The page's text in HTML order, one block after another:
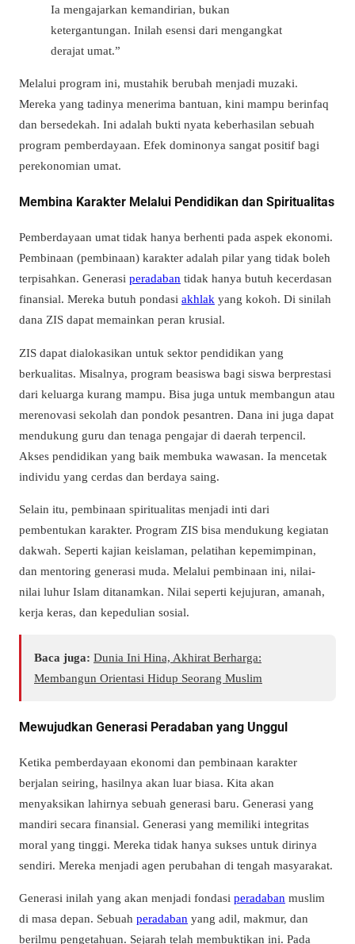
Ia mengajarkan kemandirian, bukan
ketergantungan. Inilah esensi dari mengangkat
derajat umat.”
Melalui program ini, mustahik berubah menjadi muzaki.
Mereka yang tadinya menerima bantuan, kini mampu berinfaq
dan bersedekah. Ini adalah bukti nyata keberhasilan sebuah
program pemberdayaan. Efek dominonya sangat positif bagi
perekonomian umat.
Membina Karakter Melalui Pendidikan dan Spiritualitas
Pemberdayaan umat tidak hanya berhenti pada aspek ekonomi.
Pembinaan (pembinaan) karakter adalah pilar yang tidak boleh
terpisahkan. Generasi peradaban tidak hanya butuh kecerdasan
finansial. Mereka butuh pondasi akhlak yang kokoh. Di sinilah
dana ZIS dapat memainkan peran krusial.
ZIS dapat dialokasikan untuk sektor pendidikan yang
berkualitas. Misalnya, program beasiswa bagi siswa berprestasi
dari keluarga kurang mampu. Bisa juga untuk membangun atau
merenovasi sekolah dan pondok pesantren. Dana ini juga dapat
mendukung guru dan tenaga pengajar di daerah terpencil.
Akses pendidikan yang baik membuka wawasan. Ia mencetak
individu yang cerdas dan berdaya saing.
Selain itu, pembinaan spiritualitas menjadi inti dari
pembentukan karakter. Program ZIS bisa mendukung kegiatan
dakwah. Seperti kajian keislaman, pelatihan kepemimpinan,
dan mentoring generasi muda. Melalui pembinaan ini, nilai-
nilai luhur Islam ditanamkan. Nilai seperti kejujuran, amanah,
kerja keras, dan kepedulian sosial.
Baca juga: Dunia Ini Hina, Akhirat Berharga:
Membangun Orientasi Hidup Seorang Muslim
Mewujudkan Generasi Peradaban yang Unggul
Ketika pemberdayaan ekonomi dan pembinaan karakter
berjalan seiring, hasilnya akan luar biasa. Kita akan
menyaksikan lahirnya sebuah generasi baru. Generasi yang
mandiri secara finansial. Generasi yang memiliki integritas
moral yang tinggi. Mereka tidak hanya sukses untuk dirinya
sendiri. Mereka menjadi agen perubahan di tengah masyarakat.
Generasi inilah yang akan menjadi fondasi peradaban muslim
di masa depan. Sebuah peradaban yang adil, makmur, dan
berilmu pengetahuan. Sejarah telah membuktikan ini. Pada